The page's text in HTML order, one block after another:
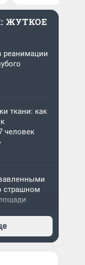
ЖУТКОЕ
реанимации
ткани: как
человек
страшном
сбил 7